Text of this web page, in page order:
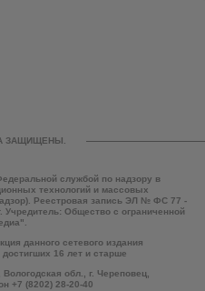
ЗАЩИЩЕНЫ.
службой по надзору в
технологий и массовых
Реестровая запись ЭЛ № ФС 77 -
Учредитель: Общество с ограниченной
данного сетевого издания
16 лет и старше
обл., г. Череповец,
+7 (8202) 28-20-40